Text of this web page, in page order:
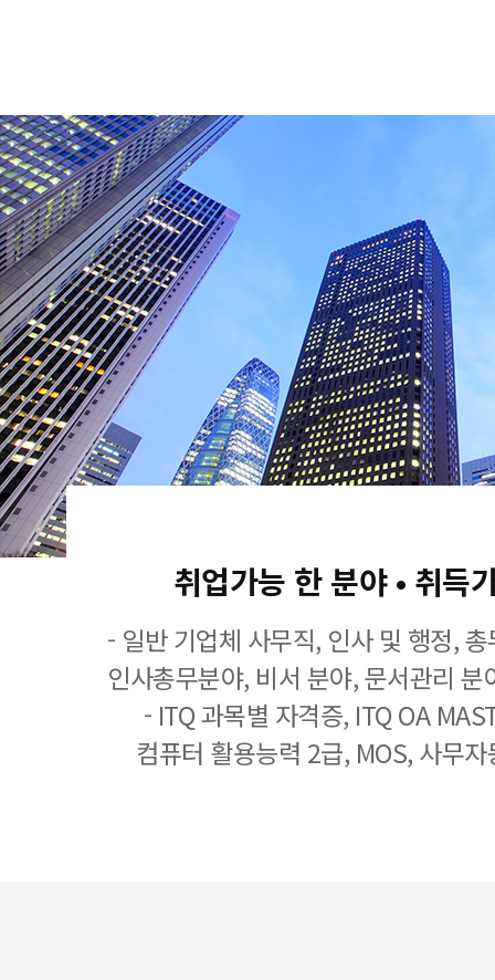
취업가능 한 분야 • 취득
- 일반 기업체 사무직, 인사 및 행정,
인사총무분야, 비서 분야, 문서관리
- ITQ 과목별 자격증, ITQ OA
컴퓨터 활용능력 2급, MOS, 사무